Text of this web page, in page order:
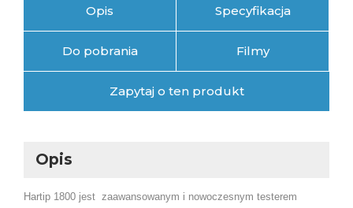
Opis Specyfikacja
Do pobrania Filmy
Zapytaj o ten produkt
Opis
Hartip 1800 jest zaawansowanym i nowoczesnym testerem